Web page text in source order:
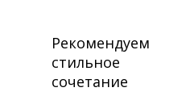
Рекомендуем
стильное
сочетание